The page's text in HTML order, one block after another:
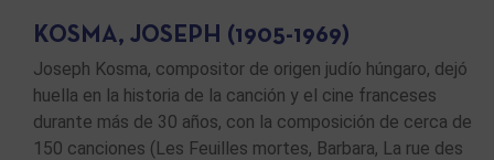
KOSMA, JOSEPH (1905-1969)
Joseph Kosma, compositor de origen judío húngaro, dejó
huella en la historia de la canción y el cine franceses
durante más de 30 años, con la composición de cerca de
150 canciones (Les Feuilles mortes, Barbara, La rue des